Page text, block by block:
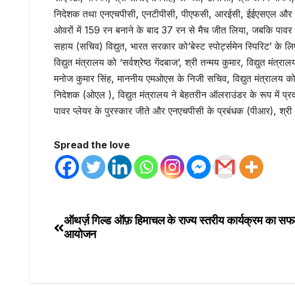
निदेशक तथा एनएचपीसी, एनटीपीसी, पीएफसी, आरईसी, ईईएसएल और
ओवरों में 159 रन बनाने के बाद 37 रन से मैच जीत लिया, जबकि
सहाय (सचिव) विद्युत, भारत सरकार को’बेस्ट स्पोर्ट्समेन स्पिरिट’ के
विद्युत मंत्रालय को ‘सर्वश्रेष्ठ गेंदबाज’, श्री तन्मय कुमार, विद्युत
मनोज कुमार सिंह, माननीय एमओएस के निजी सचिव, विद्युत मंत्रालय
निदेशक (ओएल ), विद्युत मंत्रालय ने बेहतरीन ऑलराउंडर के रूप में
पावर प्लेयर के पुरस्कार जीते और एनएचपीसी के प्रबंधक (पीआर), श्री
Spread the love
ऑथर्ज़ गिल्ड ऑफ़ हिमाचल के राज्य स्तरीय कार्यक्रम का
आयोजन